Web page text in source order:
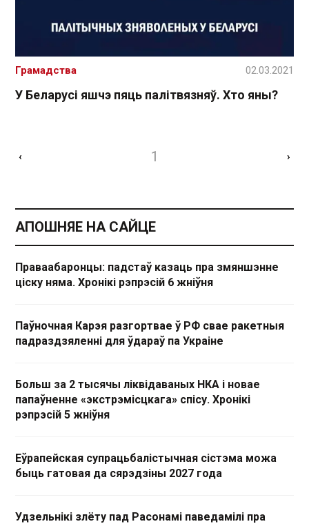
У Беларусі яшчэ пяць палітвязняў. Хто яны?
Грамадства 02.03.2021
‹ 1 ›
АПОШНЯЕ НА САЙЦЕ
Праваабаронцы: падстаў казаць пра змяншэнне
ціску няма. Хронікі рэпрэсій 6 жніўня
Паўночная Карэя разгортвае ў РФ свае ракетныя
падраздзяленні для ўдараў па Украіне
Больш за 2 тысячы ліквідаваных НКА і новае
папаўненне «экстрэмісцкага» спісу. Хронікі
рэпрэсій 5 жніўня
Еўрапейская супрацьбалістычная сістэма можа
быць гатовая да сярэдзіны 2027 года
Удзельнікі злёту пад Расонамі паведамілі пра